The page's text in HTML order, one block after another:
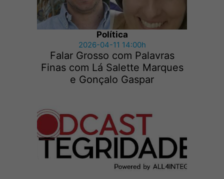
Política
2026-04-11 14:00h
Falar Grosso com Palavras
Finas com Lá Salette Marques
e Gonçalo Gaspar